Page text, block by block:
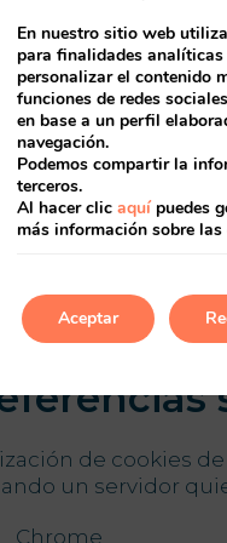
que hacen los
a la
S.L., la
Los terceros que
de cookies
un servidor
Chrome
En nuestro sitio web
para finalidades
personalizar el contenido
funciones de redes
en base a un perfil
navegación.
Podemos compartir la
terceros.
Al hacer clic aquípuedes
más información sobre
Aceptar